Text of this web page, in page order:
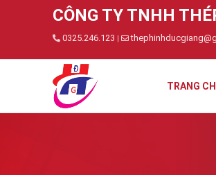
CÔNG TY TNHH
0325.246.123 |
TRANG